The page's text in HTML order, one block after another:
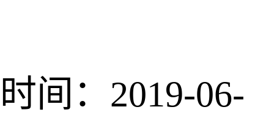
时间：2019-06-